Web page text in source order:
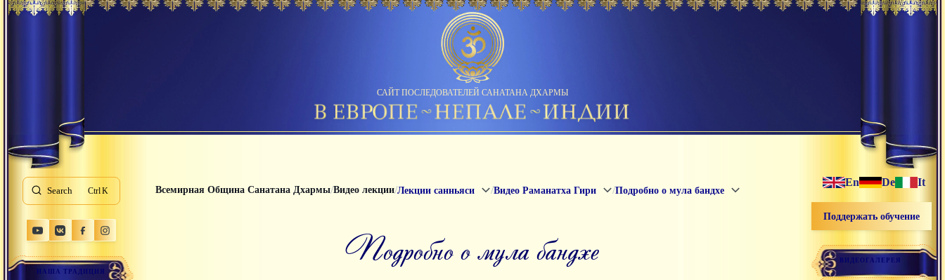
САЙТ ПОСЛЕДОВАТЕЛЕЙ САНАТАНА ДХАРМЫ
Search K
НАША ТРАДИЦИЯ
Всемирная Община Санатана Дхармы/Видео лекции/Лекции санньяси /Видео Раманатха Гири /Подробно о мула бандхе
подробно о мула бандхе
En De It
Поддержать обучение
ВИДЕОГАЛЕРЕЯ